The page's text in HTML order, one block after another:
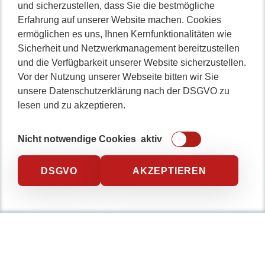
und sicherzustellen, dass Sie die bestmögliche
Erfahrung auf unserer Website machen. Cookies
ermöglichen es uns, Ihnen Kernfunktionalitäten wie
Sicherheit und Netzwerkmanagement bereitzustellen
und die Verfügbarkeit unserer Website sicherzustellen.
Vor der Nutzung unserer Webseite bitten wir Sie
unsere Datenschutzerklärung nach der DSGVO zu
lesen und zu akzeptieren.
Nicht notwendige Cookies aktiv
DSGVO AKZEPTIEREN
Nicht lange schnacken,
gleich durchstarten!